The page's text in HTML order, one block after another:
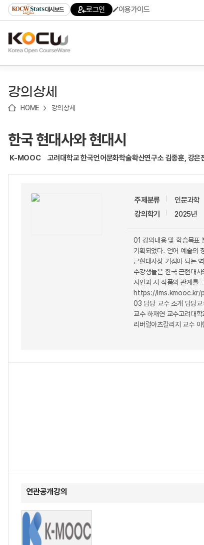
기
기
기
content)
가
대시보드 로그인 이용가이드
강의상세
HOME 강의상세
한국 현대사와 현대시
K-MOOC 고려대학교 한국언어문화학술확산연구소 김종훈, 강
주제분류
인문과학
강의학기
2025년
01 강의내용 및 학습목표
기획되었다. 언어 예술의
근현대사상 기점이 되는
수강생들은 한국 근현대
시인과 시 작품의 관계를
https://lms.kmooc.kr/
03 담당 교수 소개 담당교
교수 하재연 교수고려대
리버럴아츠칼리지 교수
연관공개강의